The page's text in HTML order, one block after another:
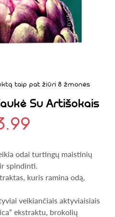
taip pat žiūri 8 žmonės
Su Artišokais
odai turtingų maistinių
spindinti.
kuris ramina odą,
veikiančiais aktyviaisiais
ekstraktu, brokolių